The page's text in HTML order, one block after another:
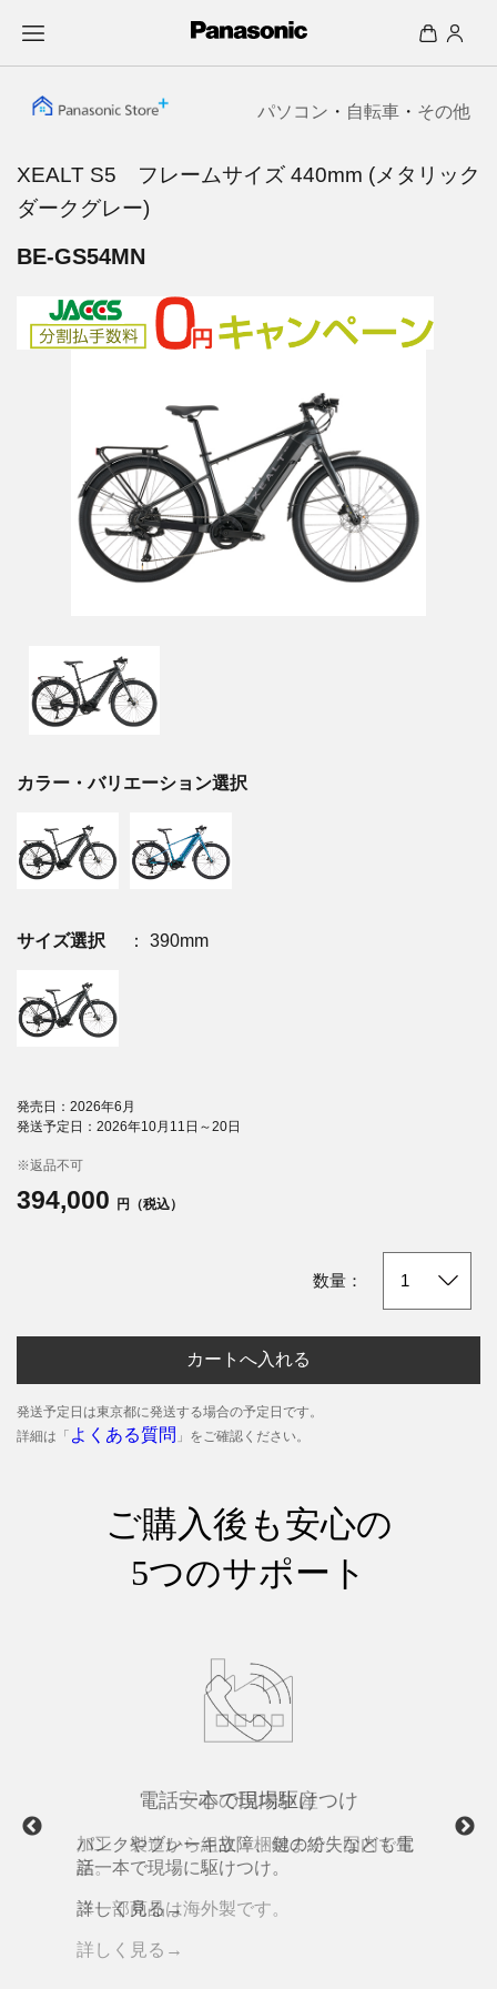
パソコン ・ 自転車 ・ その他
XEALT S5 フレームサイズ 440mm (メタリック
ダークグレー)
BE-GS54MN
カラー・バリエーション選択
サイズ選択 ： 390mm
発売日：2026年6月
発送予定日：2026年10月11日～20日
※返品不可
394,000 円（税込）
数量：
カートへ入れる
発送予定日は東京都に発送する場合の予定日です。
詳細は「 よくある質問 」をご確認ください。